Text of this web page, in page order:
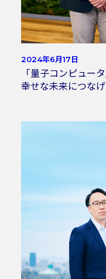
2024年6月17日
「量子コンピュー
幸せな未来につな